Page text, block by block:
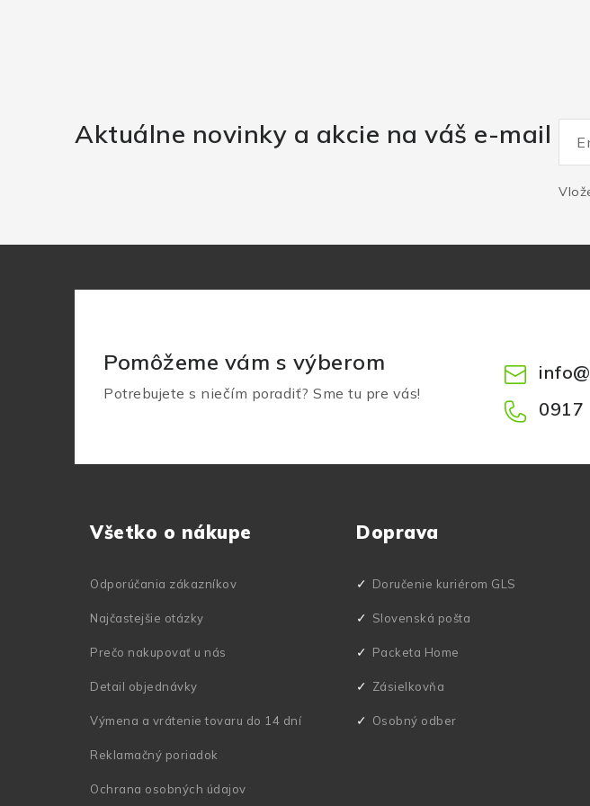
Aktuálne novinky a akcie na váš e-mail
Pomôžeme vám s výberom
Potrebujete s niečím poradiť? Sme tu pre vás!
info@
0917
Všetko o nákupe
Odporúčania zákazníkov
Najčastejšie otázky
Prečo nakupovať u nás
Detail objednávky
Výmena a vrátenie tovaru do 14 dní
Reklamačný poriadok
Ochrana osobných údajov
Doprava
Doručenie kuriérom GLS
Slovenská pošta
Packeta Home
Zásielkovňa
Osobný odber